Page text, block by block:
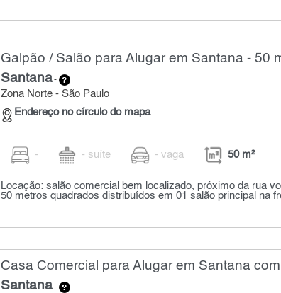
Galpão / Salão para Alugar em Santana - 50
Santana-
Zona Norte - São Paulo
Endereço no círculo do mapa
- - suíte - vaga 50 m²
Locação: salão comercial bem localizado, próximo da rua
50 metros quadrados distribuídos em 01 salão principal na
Casa Comercial para Alugar em Santana
Santana-